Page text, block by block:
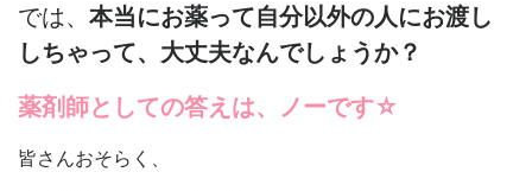
では、 本当にお薬って自分以外の人にお渡し
しちゃって、大丈夫なんでしょうか？
薬剤師としての答えは、ノーです☆
皆さんおそらく、